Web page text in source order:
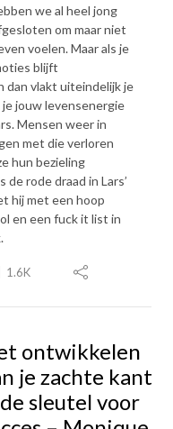
we al heel jong
om maar niet
voelen. Maar als je
blijft
dan vlakt uiteindelijk je
je jouw levensenergie
Mensen weer in
met die verloren
hun bezieling
de rode draad in Lars’
hij met een hoop
en een fuck it list in
1.6K
ontwikkelen
je zachte kant
sleutel voor